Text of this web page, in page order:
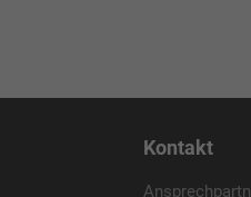
Kontakt